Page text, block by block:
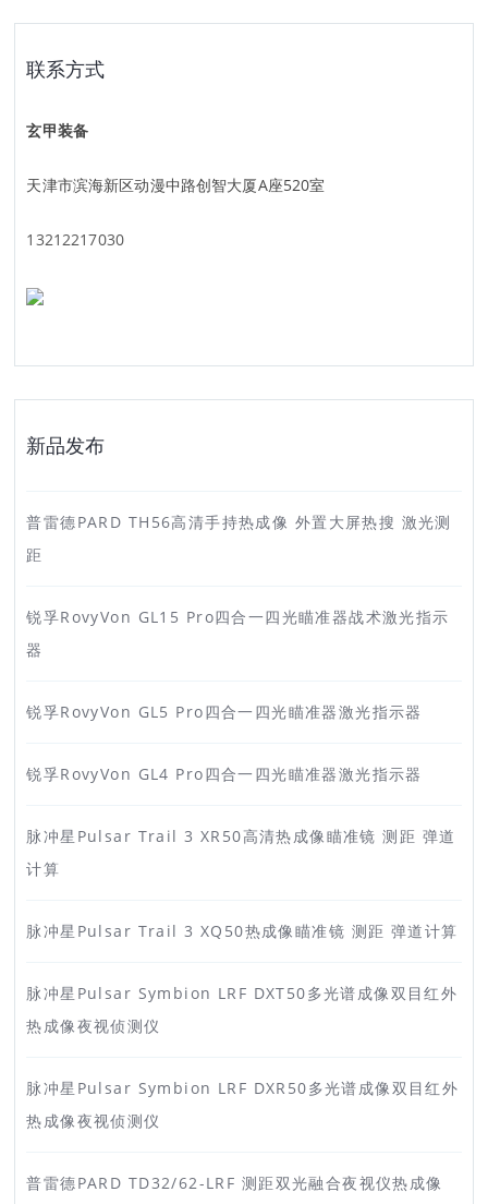
联系方式
玄甲装备
天津市滨海新区动漫中路创智大厦A座520室
13212217030
新品发布
普雷德PARD TH56高清手持热成像 外置大屏热搜 激光测
距
锐孚RovyVon GL15 Pro四合一四光瞄准器战术激光指示
器
锐孚RovyVon GL5 Pro四合一四光瞄准器激光指示器
锐孚RovyVon GL4 Pro四合一四光瞄准器激光指示器
脉冲星Pulsar Trail 3 XR50高清热成像瞄准镜 测距 弹道
计算
脉冲星Pulsar Trail 3 XQ50热成像瞄准镜 测距 弹道计算
脉冲星Pulsar Symbion LRF DXT50多光谱成像双目红外
热成像夜视侦测仪
脉冲星Pulsar Symbion LRF DXR50多光谱成像双目红外
热成像夜视侦测仪
普雷德PARD TD32/62-LRF 测距双光融合夜视仪热成像